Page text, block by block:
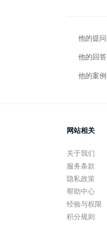
他的提问
他的回答
他的案例
网站相关
关于我们
服务条款
隐私政策
帮助中心
经验与权限
积分规则